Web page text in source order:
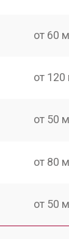
от 60
от
от 50
от 80
от 50